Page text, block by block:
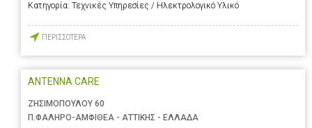
Κατηγορία: Τεχνικές Υπηρεσίες / Ηλεκτρολογικό Υλικό
ΠΕΡΙΣΣΟΤΕΡΑ
ANTENNA CARE
ΖΗΣΙΜΟΠΟΥΛΟΥ 60
Π.ΦΑΛΗΡΟ-ΑΜΦΙΘΕΑ - ΑΤΤΙΚΗΣ - ΕΛΛΑΔΑ